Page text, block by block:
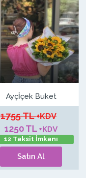
Ayçİçek Buket
1755 TL+KDV
1250 TL +KDV
12 Taksit İmkanı
Satın Al